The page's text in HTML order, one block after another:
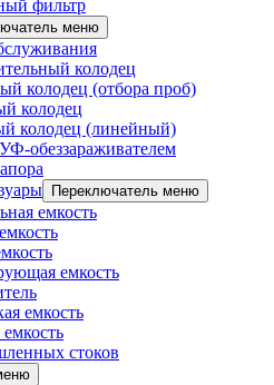
фильтр
меню
колодец
колодец (отбора проб)
колодец
колодец (линейный)
обеззараживателем
Переключатель меню
емкость
емкость
емкость
стоков